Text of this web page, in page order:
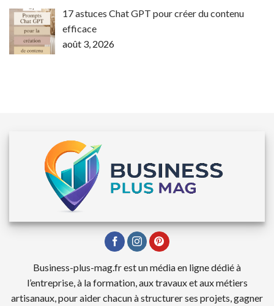
17 astuces Chat GPT pour créer du contenu
efficace
août 3, 2026
Business-plus-mag.fr est un média en ligne dédié à
l’entreprise, à la formation, aux travaux et aux métiers
artisanaux, pour aider chacun à structurer ses projets, gagner